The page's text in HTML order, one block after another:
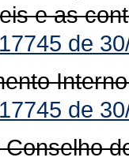
e as
de
de
Conselho